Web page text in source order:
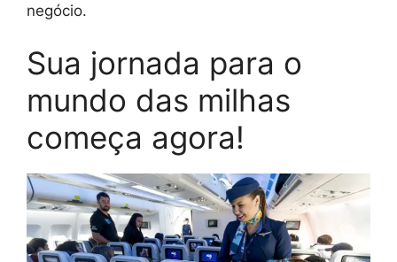
negócio.
Sua jornada para o
mundo das milhas
começa agora!